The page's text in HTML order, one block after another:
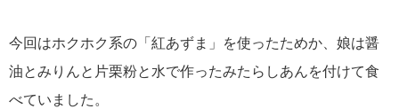
今回はホクホク系の「紅あずま」を使ったためか、娘は醤
油とみりんと片栗粉と水で作ったみたらしあんを付けて食
べていました。